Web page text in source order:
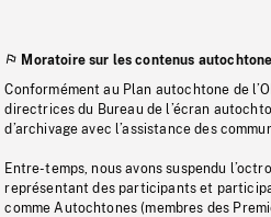
Moratoire sur les contenus
Conformément au Plan autochtone de
directrices du Bureau de l’écran
d’archivage avec l’assistance des
Entre-temps, nous avons suspendu
représentant des participants et
comme Autochtones (membres des